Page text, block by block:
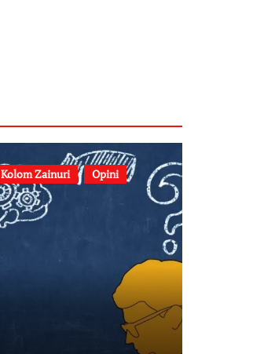
Kolom Zainuri Opini